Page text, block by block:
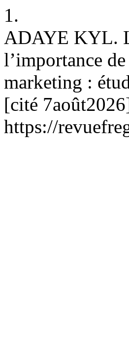
1.
ADAYE KYL.
l’importance
marketing :
[cité
https://